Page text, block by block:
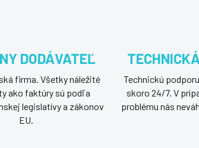
DODÁVATEĽ
firma. Všetky náležité
ako faktúry sú podľa
legislatívy a zákonov
EU.
Technickú
skoro 24/7. V
problému nás